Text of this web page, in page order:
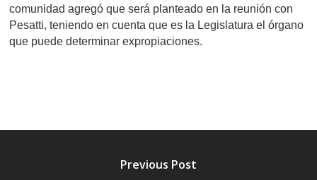
comunidad agregó que será planteado en la reunión con
Pesatti, teniendo en cuenta que es la Legislatura el órgano
que puede determinar expropiaciones.
Previous Post